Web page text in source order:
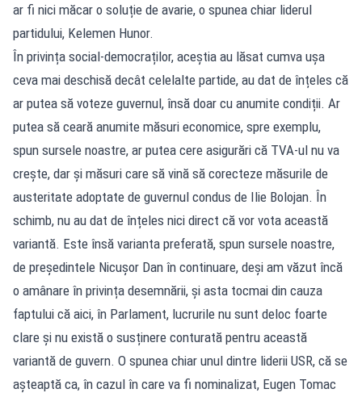
ar fi nici măcar o soluție de avarie, o spunea chiar liderul
partidului, Kelemen Hunor.
În privința social-democraților, aceștia au lăsat cumva ușa
ceva mai deschisă decât celelalte partide, au dat de înțeles că
ar putea să voteze guvernul, însă doar cu anumite condiții. Ar
putea să ceară anumite măsuri economice, spre exemplu,
spun sursele noastre, ar putea cere asigurări că TVA-ul nu va
crește, dar și măsuri care să vină să corecteze măsurile de
austeritate adoptate de guvernul condus de Ilie Bolojan. În
schimb, nu au dat de înțeles nici direct că vor vota această
variantă. Este însă varianta preferată, spun sursele noastre,
de președintele Nicușor Dan în continuare, deși am văzut încă
o amânare în privința desemnării, și asta tocmai din cauza
faptului că aici, în Parlament, lucrurile nu sunt deloc foarte
clare și nu există o susținere conturată pentru această
variantă de guvern. O spunea chiar unul dintre liderii USR, că se
așteaptă ca, în cazul în care va fi nominalizat, Eugen Tomac